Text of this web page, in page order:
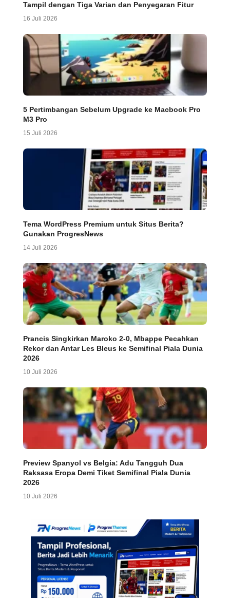
Tampil dengan Tiga Varian dan Penyegaran Fitur
16 Juli 2026
5 Pertimbangan Sebelum Upgrade ke Macbook Pro
M3 Pro
15 Juli 2026
Tema WordPress Premium untuk Situs Berita?
Gunakan ProgresNews
14 Juli 2026
Prancis Singkirkan Maroko 2-0, Mbappe Pecahkan
Rekor dan Antar Les Bleus ke Semifinal Piala Dunia
2026
10 Juli 2026
Preview Spanyol vs Belgia: Adu Tangguh Dua
Raksasa Eropa Demi Tiket Semifinal Piala Dunia
2026
10 Juli 2026